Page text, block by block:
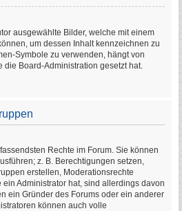
ausgewählte Bilder, welche mit einem
um dessen Inhalt kennzeichnen zu
Symbole zu verwenden, hängt von
Board-Administration gesetzt hat.
Rechte im Forum. Sie können
z. B. Berechtigungen setzen,
erstellen, Moderationsrechte
Administrator hat, sind allerdings davon
ein Gründer des Forums oder ein anderer
können auch volle